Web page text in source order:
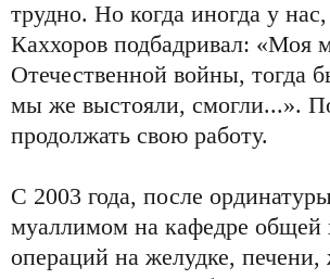
трудно. Но когда иногда у
Каххоров подбадривал: «Моя
Отечественной войны, тогда
мы же выстояли, смогли...».
продолжать свою работу.
С 2003 года, после
муаллимом на кафедре общей
операций на желудке,